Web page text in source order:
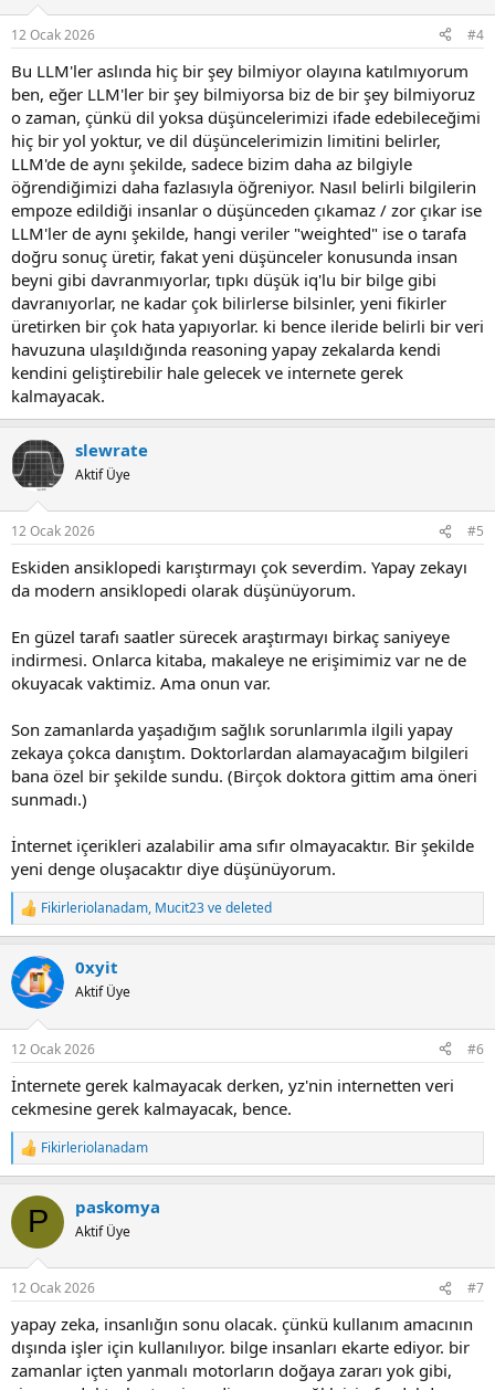
s
12 Ocak 2026 #4
Bu LLM'ler aslında hiç bir şey bilmiyor olayına katılmıyorum
ben, eğer LLM'ler bir şey bilmiyorsa biz de bir şey bilmiyoruz
o zaman, çünkü dil yoksa düşüncelerimizi ifade edebileceğimi
hiç bir yol yoktur, ve dil düşüncelerimizin limitini belirler,
LLM'de de aynı şekilde, sadece bizim daha az bilgiyle
öğrendiğimizi daha fazlasıyla öğreniyor. Nasıl belirli bilgilerin
empoze edildiği insanlar o düşünceden çıkamaz / zor çıkar ise
LLM'ler de aynı şekilde, hangi veriler "weighted" ise o tarafa
doğru sonuç üretir, fakat yeni düşünceler konusunda insan
beyni gibi davranmıyorlar, tıpkı düşük iq'lu bir bilge gibi
davranıyorlar, ne kadar çok bilirlerse bilsinler, yeni fikirler
üretirken bir çok hata yapıyorlar. ki bence ileride belirli bir veri
havuzuna ulaşıldığında reasoning yapay zekalarda kendi
kendini geliştirebilir hale gelecek ve internete gerek
kalmayacak.
slewrate
Aktif Üye
12 Ocak 2026 #5
Eskiden ansiklopedi karıştırmayı çok severdim. Yapay zekayı
da modern ansiklopedi olarak düşünüyorum.
En güzel tarafı saatler sürecek araştırmayı birkaç saniyeye
indirmesi. Onlarca kitaba, makaleye ne erişimimiz var ne de
okuyacak vaktimiz. Ama onun var.
Son zamanlarda yaşadığım sağlık sorunlarımla ilgili yapay
zekaya çokca danıştım. Doktorlardan alamayacağım bilgileri
bana özel bir şekilde sundu. (Birçok doktora gittim ama öneri
sunmadı.)
İnternet içerikleri azalabilir ama sıfır olmayacaktır. Bir şekilde
yeni denge oluşacaktır diye düşünüyorum.
R
e
c
t
i
s
Fikirleriolanadam, Mucit23vedeleted
0xyit
Aktif Üye
12 Ocak 2026 #6
İnternete gerek kalmayacak derken, yz'nin internetten veri
cekmesine gerek kalmayacak, bence.
R
e
c
i
s
Fikirleriolanadam
P paskomya
Aktif Üye
12 Ocak 2026 #7
yapay zeka, insanlığın sonu olacak. çünkü kullanım amacının
dışında işler için kullanılıyor. bilge insanları ekarte ediyor. bir
zamanlar içten yanmalı motorların doğaya zararı yok gibi,